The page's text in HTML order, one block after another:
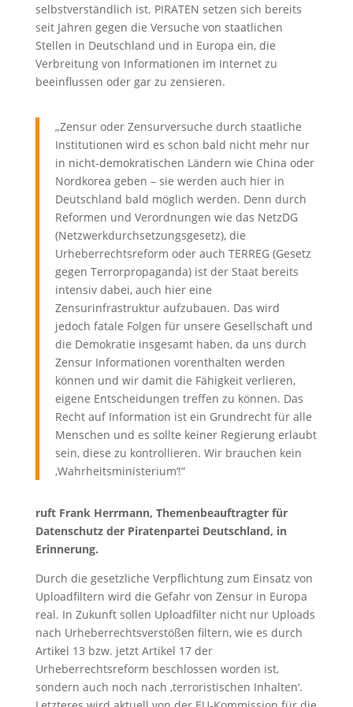
selbstverständlich ist. PIRATEN setzen sich bereits
seit Jahren gegen die Versuche von staatlichen
Stellen in Deutschland und in Europa ein, die
Verbreitung von Informationen im Internet zu
beeinflussen oder gar zu zensieren.
„Zensur oder Zensurversuche durch staatliche
Institutionen wird es schon bald nicht mehr nur
in nicht-demokratischen Ländern wie China oder
Nordkorea geben – sie werden auch hier in
Deutschland bald möglich werden. Denn durch
Reformen und Verordnungen wie das NetzDG
(Netzwerkdurchsetzungsgesetz), die
Urheberrechtsreform oder auch TERREG (Gesetz
gegen Terrorpropaganda) ist der Staat bereits
intensiv dabei, auch hier eine
Zensurinfrastruktur aufzubauen. Das wird
jedoch fatale Folgen für unsere Gesellschaft und
die Demokratie insgesamt haben, da uns durch
Zensur Informationen vorenthalten werden
können und wir damit die Fähigkeit verlieren,
eigene Entscheidungen treffen zu können. Das
Recht auf Information ist ein Grundrecht für alle
Menschen und es sollte keiner Regierung erlaubt
sein, diese zu kontrollieren. Wir brauchen kein
‚Wahrheitsministerium‘!“
ruft Frank Herrmann, Themenbeauftragter für
Datenschutz der Piratenpartei Deutschland, in
Erinnerung.
Durch die gesetzliche Verpflichtung zum Einsatz von
Uploadfiltern wird die Gefahr von Zensur in Europa
real. In Zukunft sollen Uploadfilter nicht nur Uploads
nach Urheberrechtsverstößen filtern, wie es durch
Artikel 13 bzw. jetzt Artikel 17 der
Urheberrechtsreform beschlossen worden ist,
sondern auch noch nach ‚terroristischen Inhalten‘.